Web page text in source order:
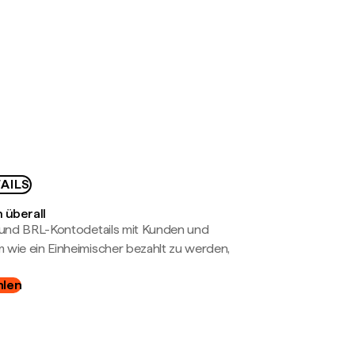
überall
und BRL-Kontodetails mit Kunden und
wie ein Einheimischer bezahlt zu werden,